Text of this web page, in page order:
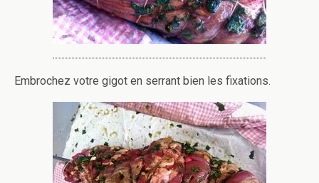
Embrochez votre gigot en serrant bien les fixations.